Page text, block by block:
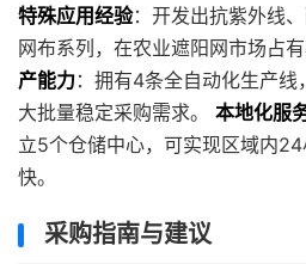
特殊应用经验：开发出抗紫外线
网布系列，在农业遮阳网市场占
产能力：拥有4条全自动化生产
大批量稳定采购需求。 本地化服
立5个仓储中心，可实现区域内
快。
采购指南与建议